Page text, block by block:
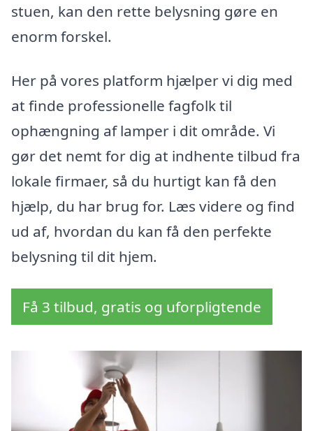
stuen, kan den rette belysning gøre en
enorm forskel.
Her på vores platform hjælper vi dig med
at finde professionelle fagfolk til
ophængning af lamper i dit område. Vi
gør det nemt for dig at indhente tilbud fra
lokale firmaer, så du hurtigt kan få den
hjælp, du har brug for. Læs videre og find
ud af, hvordan du kan få den perfekte
belysning til dit hjem.
Få 3 tilbud, gratis og uforpligtende